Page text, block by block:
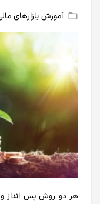
folder_open آموزش بازارهای
هر دو روش پس انداز و